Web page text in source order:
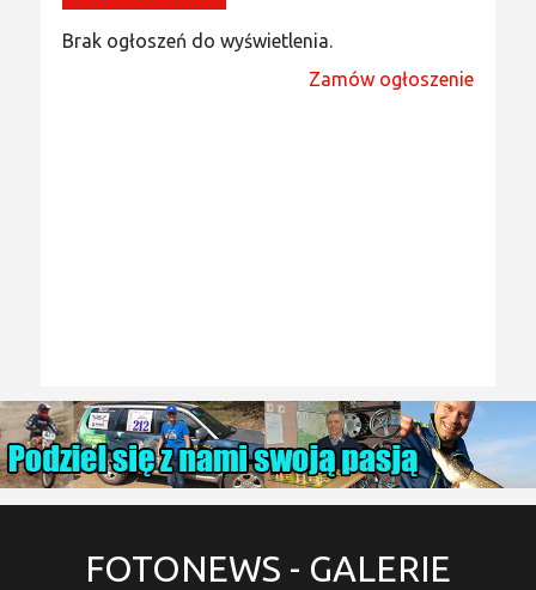
Brak ogłoszeń do wyświetlenia.
Zamów ogłoszenie
FOTONEWS - GALERIE